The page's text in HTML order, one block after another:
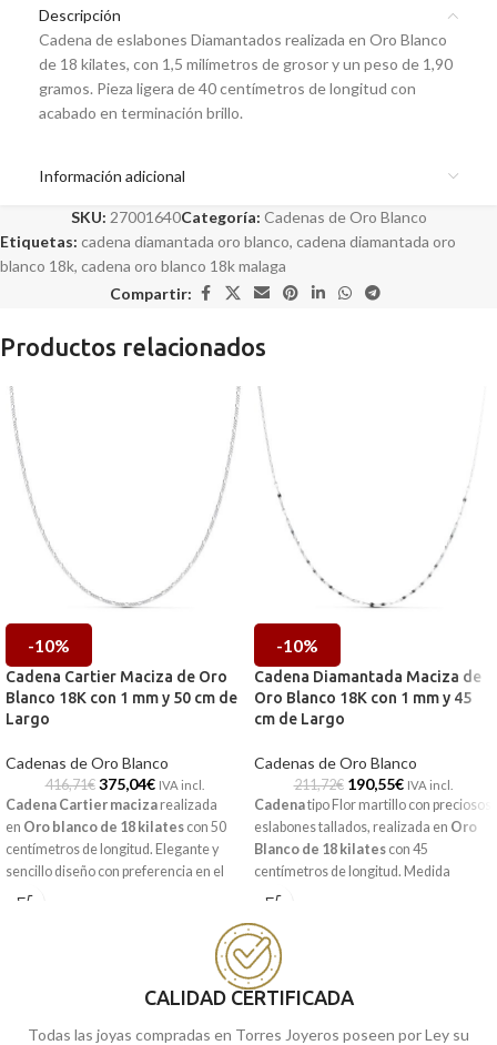
Descripción
Cadena de eslabones Diamantados realizada en Oro Blanco
de 18 kilates, con 1,5 milímetros de grosor y un peso de 1,90
gramos. Pieza ligera de 40 centímetros de longitud con
acabado en terminación brillo.
Información adicional
SKU: 27001640Categoría: Cadenas de Oro Blanco
Etiquetas: cadena diamantada oro blanco, cadena diamantada oro
blanco 18k, cadena oro blanco 18k malaga
Compartir:
Productos relacionados
-10%
Cadena Cartier Maciza de Oro
Blanco 18K con 1 mm y 50 cm de
Largo
Cadenas de Oro Blanco
416,71€ 375,04€ IVA incl.
Cadena Cartier macizarealizada
en Oro blanco de 18 kilates con 50
centímetros de longitud. Elegante y
sencillo diseño con preferencia en el
tiempo.
, o si la compras
-10%
Cadena Diamantada Maciza de
Oro Blanco 18K con 1 mm y 45
cm de Largo
Cadenas de Oro Blanco
211,72€ 190,55€ IVA incl.
Cadenatipo Flor martillo con preciosos
eslabones tallados, realizada en Oro
Blanco de 18 kilates con 45
centímetros de longitud. Medida
apropiada para lucir sola o con un
Puedes encontrarla en nuestras
tiendas de
online, te la enviamos a casa.
CALIDAD CERTIFICADA
Todas las joyas compradas en Torres Joyeros poseen por Ley su